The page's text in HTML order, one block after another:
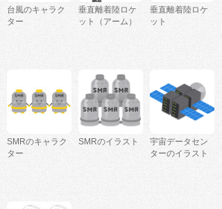
台風のキャラク
ター
垂直離着陸ロケ
ット（アーム）
垂直離着陸ロケ
ット
SMRのキャラク
ター
SMRのイラスト
宇宙データセン
ターのイラスト